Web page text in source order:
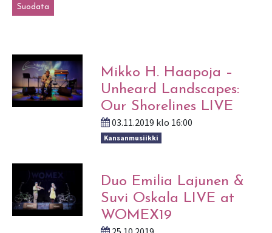
Mikko H. Haapoja –
Unheard Landscapes:
Our Shorelines LIVE
03.11.2019 klo 16:00
Kansanmusiikki
Duo Emilia Lajunen &
Suvi Oskala LIVE at
WOMEX19